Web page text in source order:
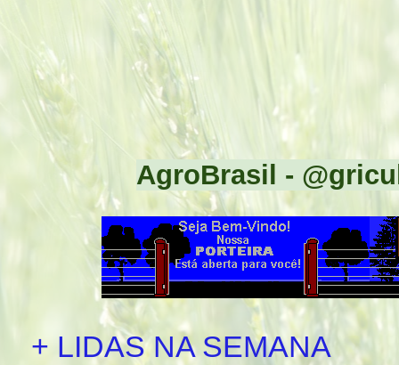
AgroBrasil -
+ LIDAS NA SEMANA